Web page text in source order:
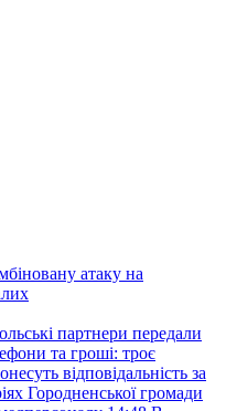
атаку на
партнери передали
та гроші: троє
відповідальність за
Городненської громади